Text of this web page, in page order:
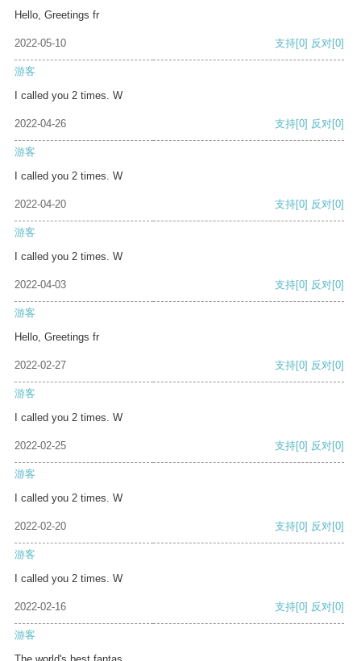
Hello, Greetings fr
2022-05-10 支持[0] 反对[0]
游客
I called you 2 times. W
2022-04-26 支持[0] 反对[0]
游客
I called you 2 times. W
2022-04-20 支持[0] 反对[0]
游客
I called you 2 times. W
2022-04-03 支持[0] 反对[0]
游客
Hello, Greetings fr
2022-02-27 支持[0] 反对[0]
游客
I called you 2 times. W
2022-02-25 支持[0] 反对[0]
游客
I called you 2 times. W
2022-02-20 支持[0] 反对[0]
游客
I called you 2 times. W
2022-02-16 支持[0] 反对[0]
游客